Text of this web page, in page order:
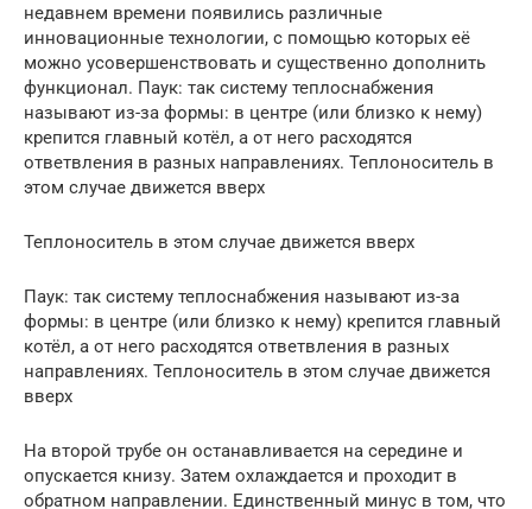
недавнем времени появились различные
инновационные технологии, с помощью которых её
можно усовершенствовать и существенно дополнить
функционал. Паук: так систему теплоснабжения
называют из-за формы: в центре (или близко к нему)
крепится главный котёл, а от него расходятся
ответвления в разных направлениях. Теплоноситель в
этом случае движется вверх
Теплоноситель в этом случае движется вверх
Паук: так систему теплоснабжения называют из-за
формы: в центре (или близко к нему) крепится главный
котёл, а от него расходятся ответвления в разных
направлениях. Теплоноситель в этом случае движется
вверх
На второй трубе он останавливается на середине и
опускается книзу. Затем охлаждается и проходит в
обратном направлении. Единственный минус в том, что